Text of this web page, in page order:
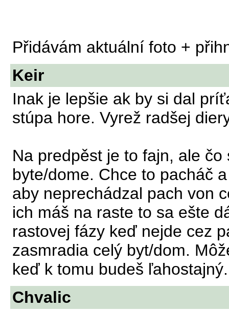
Přidávám aktuální foto +
Keir
Inak je lepšie ak by si dal
stúpa hore. Vyrež radšej
Na predpěst je to fajn, ale
byte/dome. Chce to pacháč
aby neprechádzal pach von
ich máš na raste to sa ešte
rastovej fázy keď nejde cez
zasmradia celý byt/dom.
keď k tomu budeš
Chvalic